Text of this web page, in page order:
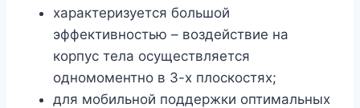
характеризуется большой
эффективностью – воздействие на
корпус тела осуществляется
одномоментно в 3-х плоскостях;
для мобильной поддержки оптимальных